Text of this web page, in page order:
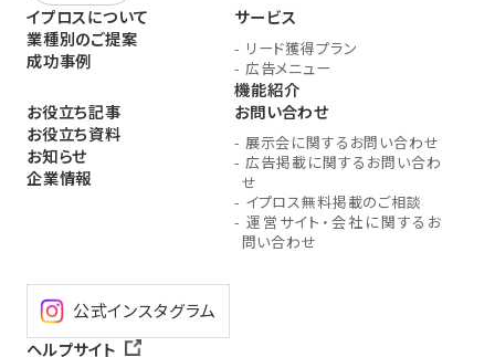
イプロスについて
業種別のご提案
成功事例
サービス
- リード獲得プラン
- 広告メニュー
機能紹介
お役立ち記事
お役立ち資料
お知らせ
企業情報
お問い合わせ
- 展示会に関するお問い合わせ
- 広告掲載に関するお問い合わ
せ
- イプロス無料掲載のご相談
- 運営サイト・会社に関するお
問い合わせ
公式インスタグラム
ヘルプサイト